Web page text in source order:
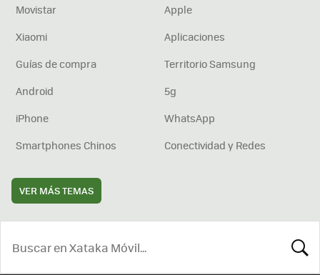
Movistar
Apple
Xiaomi
Aplicaciones
Guías de compra
Territorio Samsung
Android
5g
iPhone
WhatsApp
Smartphones Chinos
Conectividad y Redes
VER MÁS TEMAS